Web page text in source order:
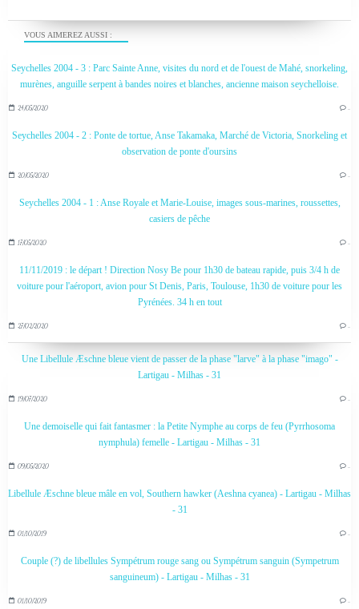
VOUS AIMEREZ AUSSI :
Seychelles 2004 - 3 : Parc Sainte Anne, visites du nord et de l'ouest de Mahé, snorkeling,
murènes, anguille serpent à bandes noires et blanches, ancienne maison seychelloise.
24/05/2020
Seychelles 2004 - 2 : Ponte de tortue, Anse Takamaka, Marché de Victoria, Snorkeling et
observation de ponte d'oursins
20/05/2020
Seychelles 2004 - 1 : Anse Royale et Marie-Louise, images sous-marines, roussettes,
casiers de pêche
17/05/2020
11/11/2019 : le départ ! Direction Nosy Be pour 1h30 de bateau rapide, puis 3/4 h de
voiture pour l'aéroport, avion pour St Denis, Paris, Toulouse, 1h30 de voiture pour les
Pyrénées. 34 h en tout
27/02/2020
Une Libellule Æschne bleue vient de passer de la phase "larve" à la phase "imago" -
Lartigau - Milhas - 31
19/07/2020
Une demoiselle qui fait fantasmer : la Petite Nymphe au corps de feu (Pyrrhosoma
nymphula) femelle - Lartigau - Milhas - 31
09/05/2020
Libellule Æschne bleue mâle en vol, Southern hawker (Aeshna cyanea) - Lartigau - Milhas
- 31
01/10/2019
Couple (?) de libellules Sympétrum rouge sang ou Sympétrum sanguin (Sympetrum
sanguineum) - Lartigau - Milhas - 31
01/10/2019